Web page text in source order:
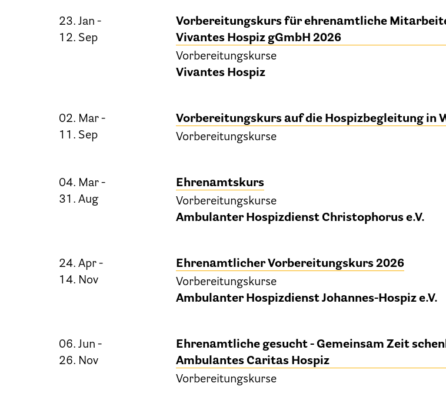
Hospizgedanke
Patientenverfügung – Vorsorgevollmacht
Veranstaltungen
Berliner Werkstattgespräche zur
23. Jan -
12. Sep
Vorbereitungskurs für ehrenamtliche
Vivantes Hospiz gGmbH 2026
Vorbereitungskurse
Vivantes Hospiz
02. Mar -
11. Sep
Vorbereitungskurs auf die Hospizbegleitung in
Vorbereitungskurse
04. Mar -
31. Aug
Ehrenamtskurs
Vorbereitungskurse
Ambulanter Hospizdienst Christophorus e.V.
24. Apr -
14. Nov
Ehrenamtlicher Vorbereitungskurs 2026
Vorbereitungskurse
Ambulanter Hospizdienst Johannes-Hospiz e.V.
06. Jun -
26. Nov
Ehrenamtliche gesucht - Gemeinsam Zeit
Ambulantes Caritas Hospiz
Vorbereitungskurse